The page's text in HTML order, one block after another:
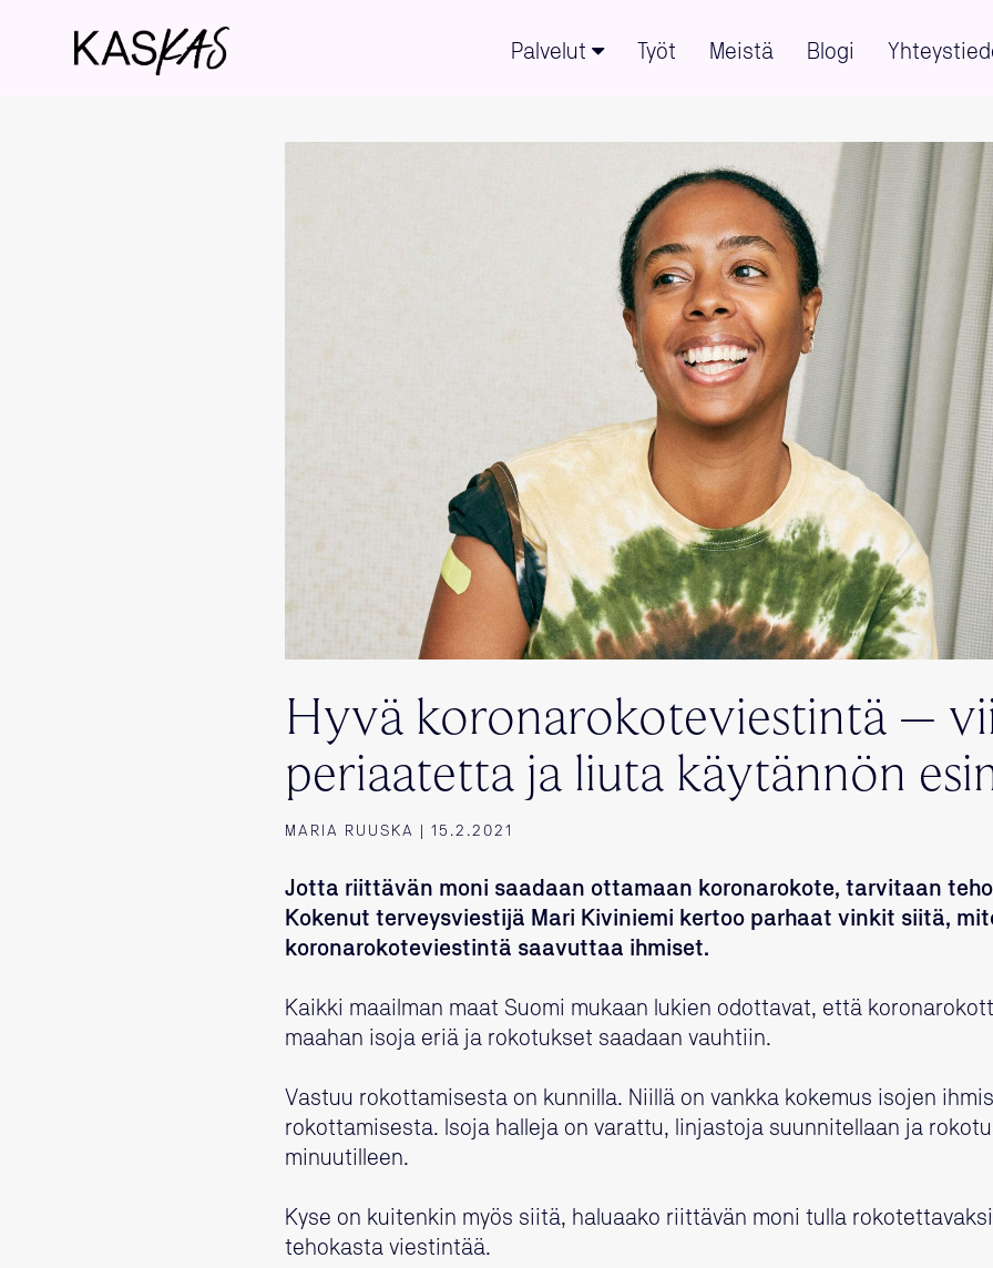
Palvelut Työt Meistä Blogi
Hyvä koronarokoteviestintä –
periaatetta ja liuta käytännön
MARIA RUUSKA | 15.2.2021
Jotta riittävän moni saadaan ottamaan koronarokote, tarvitaan
Kokenut terveysviestijä Mari Kiviniemi kertoo parhaat vinkit siitä,
koronarokoteviestintä saavuttaa ihmiset.
Kaikki maailman maat Suomi mukaan lukien odottavat, että
maahan isoja eriä ja rokotukset saadaan vauhtiin.
Vastuu rokottamisesta on kunnilla. Niillä on vankka kokemus isojen
rokottamisesta. Isoja halleja on varattu, linjastoja suunnitellaan ja
minuutilleen.
Kyse on kuitenkin myös siitä, haluaako riittävän moni tulla
tehokasta viestintää.